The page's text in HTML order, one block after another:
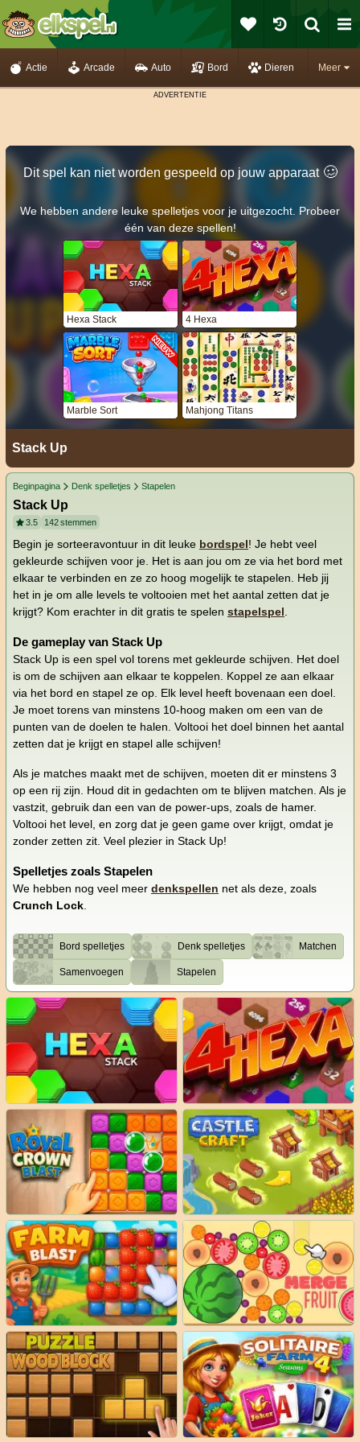
Meer
Actie Arcade Auto Bord Dieren
Dit spel kan niet worden gespeeld op jouw apparaat 🥴️
We hebben andere leuke spelletjes voor je uitgezocht. Probeer
één van deze spellen!
Hexa Stack 4 Hexa
Marble Sort Mahjong Titans
Stack Up
Beginpagina Denk spelletjes Stapelen
Stack Up
3.5 142stemmen
Begin je sorteeravontuur in dit leuke bordspel! Je hebt veel
gekleurde schijven voor je. Het is aan jou om ze via het bord met
elkaar te verbinden en ze zo hoog mogelijk te stapelen. Heb jij
het in je om alle levels te voltooien met het aantal zetten dat je
krijgt? Kom erachter in dit gratis te spelen stapelspel.
De gameplay van Stack Up
Stack Up is een spel vol torens met gekleurde schijven. Het doel
is om de schijven aan elkaar te koppelen. Koppel ze aan elkaar
via het bord en stapel ze op. Elk level heeft bovenaan een doel.
Je moet torens van minstens 10-hoog maken om een van de
punten van de doelen te halen. Voltooi het doel binnen het aantal
zetten dat je krijgt en stapel alle schijven!
Als je matches maakt met de schijven, moeten dit er minstens 3
op een rij zijn. Houd dit in gedachten om te blijven matchen. Als je
vastzit, gebruik dan een van de power-ups, zoals de hamer.
Voltooi het level, en zorg dat je geen game over krijgt, omdat je
zonder zetten zit. Veel plezier in Stack Up!
Spelletjes zoals Stapelen
We hebben nog veel meer denkspellen net als deze, zoals
Crunch Lock.
Bord spelletjes Denk spelletjes Matchen
Samenvoegen Stapelen